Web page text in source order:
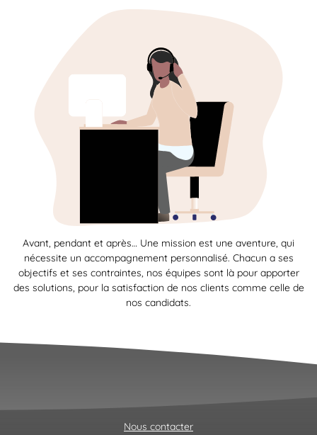
Avant, pendant et après… Une mission est une aventure, qui
nécessite un accompagnement personnalisé. Chacun a ses
objectifs et ses contraintes, nos équipes sont là pour apporter
des solutions, pour la satisfaction de nos clients comme celle de
nos candidats.
Nous contacter